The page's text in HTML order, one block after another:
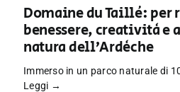
Domaine du Taillé: per
benessere, creatività e
natura dell’Ardèche
Immerso in un parco naturale di
Leggi →